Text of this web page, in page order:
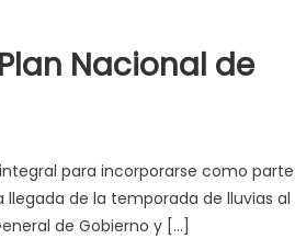
Nacional de
para incorporarse como parte
de la temporada de lluvias al
de Gobierno y […]